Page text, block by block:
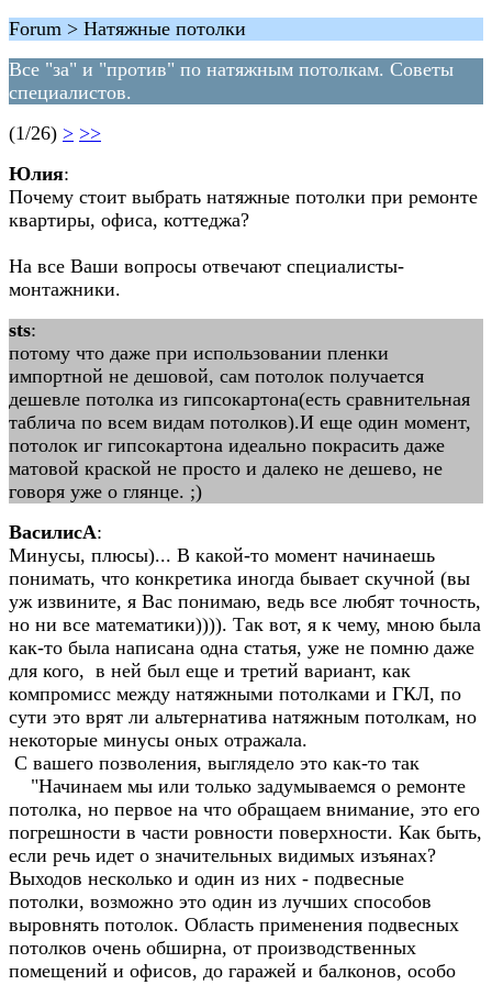
Forum > Натяжные потолки
Все "за" и "против" по натяжным потолкам. Советы
специалистов.
(1/26) > >>
Юлия:
Почему стоит выбрать натяжные потолки при ремонте
квартиры, офиса, коттеджа?
На все Ваши вопросы отвечают специалисты-
монтажники.
sts:
потому что даже при использовании пленки
импортной не дешовой, сам потолок получается
дешевле потолка из гипсокартона(есть сравнительная
таблича по всем видам потолков).И еще один момент,
потолок иг гипсокартона идеально покрасить даже
матовой краской не просто и далеко не дешево, не
говоря уже о глянце. ;)
ВасилисА:
Минусы, плюсы)... В какой-то момент начинаешь
понимать, что конкретика иногда бывает скучной (вы
уж извините, я Вас понимаю, ведь все любят точность,
но ни все математики)))). Так вот, я к чему, мною была
как-то была написана одна статья, уже не помню даже
для кого, в ней был еще и третий вариант, как
компромисс между натяжными потолками и ГКЛ, по
сути это врят ли альтернатива натяжным потолкам, но
некоторые минусы оных отражала.
С вашего позволения, выглядело это как-то так
"Начинаем мы или только задумываемся о ремонте
потолка, но первое на что обращаем внимание, это его
погрешности в части ровности поверхности. Как быть,
если речь идет о значительных видимых изъянах?
Выходов несколько и один из них - подвесные
потолки, возможно это один из лучших способов
выровнять потолок. Область применения подвесных
потолков очень обширна, от производственных
помещений и офисов, до гаражей и балконов, особо